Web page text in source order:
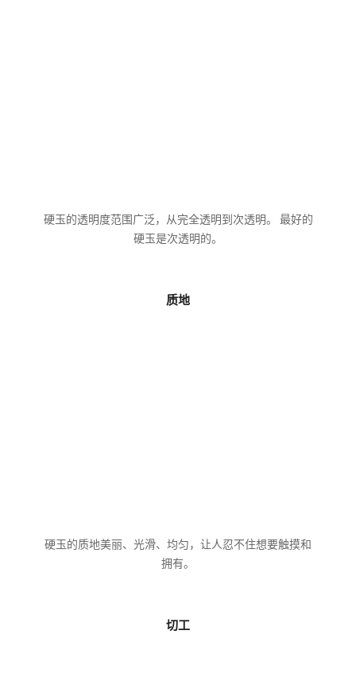
硬玉的透明度范围广泛，从完全透明到次透明。 最好的
硬玉是次透明的。
质地
硬玉的质地美丽、光滑、均匀，让人忍不住想要触摸和
拥有。
切工